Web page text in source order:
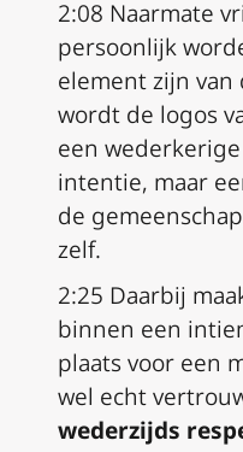
2:08 Naarmate
persoonlijk
element zijn van
wordt de logos
een
intentie, maar
de
zelf.
2:25 Daarbij
binnen een
plaats voor een
wel echt
wederzijds